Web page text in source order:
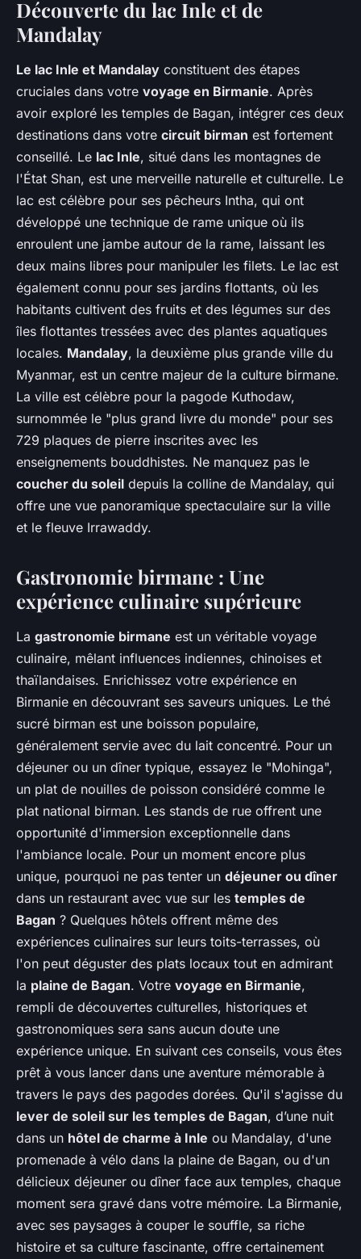
Découverte du lac Inle et de
Mandalay
Le lac Inle et Mandalay constituent des étapes
cruciales dans votre voyage en Birmanie. Après
avoir exploré les temples de Bagan, intégrer ces deux
destinations dans votre circuit birman est fortement
conseillé. Le lac Inle, situé dans les montagnes de
l'État Shan, est une merveille naturelle et culturelle. Le
lac est célèbre pour ses pêcheurs Intha, qui ont
développé une technique de rame unique où ils
enroulent une jambe autour de la rame, laissant les
deux mains libres pour manipuler les filets. Le lac est
également connu pour ses jardins flottants, où les
habitants cultivent des fruits et des légumes sur des
îles flottantes tressées avec des plantes aquatiques
locales. Mandalay, la deuxième plus grande ville du
Myanmar, est un centre majeur de la culture birmane.
La ville est célèbre pour la pagode Kuthodaw,
surnommée le "plus grand livre du monde" pour ses
729 plaques de pierre inscrites avec les
enseignements bouddhistes. Ne manquez pas le
coucher du soleil depuis la colline de Mandalay, qui
offre une vue panoramique spectaculaire sur la ville
et le fleuve Irrawaddy.
Gastronomie birmane : Une
expérience culinaire supérieure
La gastronomie birmane est un véritable voyage
culinaire, mêlant influences indiennes, chinoises et
thaïlandaises. Enrichissez votre expérience en
Birmanie en découvrant ses saveurs uniques. Le thé
sucré birman est une boisson populaire,
généralement servie avec du lait concentré. Pour un
déjeuner ou un dîner typique, essayez le "Mohinga",
un plat de nouilles de poisson considéré comme le
plat national birman. Les stands de rue offrent une
opportunité d'immersion exceptionnelle dans
l'ambiance locale. Pour un moment encore plus
unique, pourquoi ne pas tenter un déjeuner ou dîner
dans un restaurant avec vue sur les temples de
Bagan ? Quelques hôtels offrent même des
expériences culinaires sur leurs toits-terrasses, où
l'on peut déguster des plats locaux tout en admirant
la plaine de Bagan. Votre voyage en Birmanie,
rempli de découvertes culturelles, historiques et
gastronomiques sera sans aucun doute une
expérience unique. En suivant ces conseils, vous êtes
prêt à vous lancer dans une aventure mémorable à
travers le pays des pagodes dorées. Qu'il s'agisse du
lever de soleil sur les temples de Bagan, d’une nuit
dans un hôtel de charme à Inle ou Mandalay, d'une
promenade à vélo dans la plaine de Bagan, ou d'un
délicieux déjeuner ou dîner face aux temples, chaque
moment sera gravé dans votre mémoire. La Birmanie,
avec ses paysages à couper le souffle, sa riche
histoire et sa culture fascinante, offre certainement